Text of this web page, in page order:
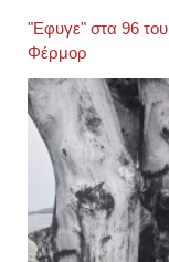
"Εφυγε" στα 96
Φέρμορ